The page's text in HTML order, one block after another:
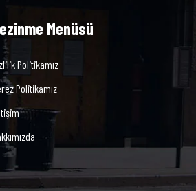
Menüsü
Politikamız
Politikamız